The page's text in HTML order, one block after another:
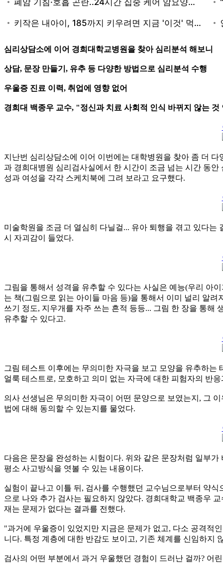
심리상담소에 이어 경희대학교병원을 찾아 심리분석 해보니
상담, 문장 만들기, 유추 등 다양한 방법으로 심리분석 수행
우울증 진료 이력, 취업에 영향 없어
경희대 백종우 교수, "정신과 치료 사회적 인식 바뀌지 않는
지난번 심리상담소에 이어 이번에는 대학병원을 찾아 좀 더
과 경희대병원 심리검사실에서 한 시간이 조금 넘는 시간 동
성과 여성을 각각 스케치북에 그려 보라고 요구했다.
미술학원을 조금 더 열심히 다닐걸... 유아 퇴행을 겪고 있다는
시 자괴감이 들었다.
그림을 통해서 성격을 유추할 수 있다는 사실은 예능(우리 아
는 책(그림으로 읽는 아이들 마음 등)을 통해서 이미 널리 알
쓰기 정도, 지우개를 자주 쓰는 흔적 등등... 그림 한 장을 통해
유추할 수 있다고.
그림 테스트 이후에는 무의미한 자극을 보고 모양을 유추하
얼룩 테스트로, 모호하고 의미 없는 자극에 대한 피험자의 반
의사 선생님은 무의미한 자극이 어떤 문양으로 보였는지, 그
법에 대해 동의할 수 있는지를 물었다.
다음은 문장을 완성하는 시험이다. 위와 같은 문장처럼 일부
평소 사고방식을 엿볼 수 있는 내용이다.
실험이 끝나고 이틀 뒤, 검사를 수행했던 교수님으로부터 약
으로 나와 추가 검사는 필요하지 않았다. 경희대학교 백종우
재는 문제가 없다는 결과를 전했다.
"과거에 우울증이 있었지만 지금은 문제가 없고, 다소 공격적
니다. 특정 계층에 대한 반감도 보이고, 기존 체계를 신임하지
검사의 어떤 부분에서 과거 우울했던 경험이 드러난 걸까? 어